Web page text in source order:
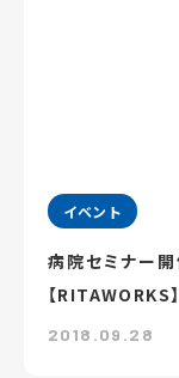
イベント
病院セミナー
【RITAWORKS】
2018.09.28